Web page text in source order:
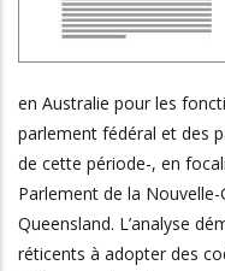
en Australie pour les
parlement fédéral et des
de cette période-, en
Parlement de la
Queensland. L’analyse
réticents à adopter des